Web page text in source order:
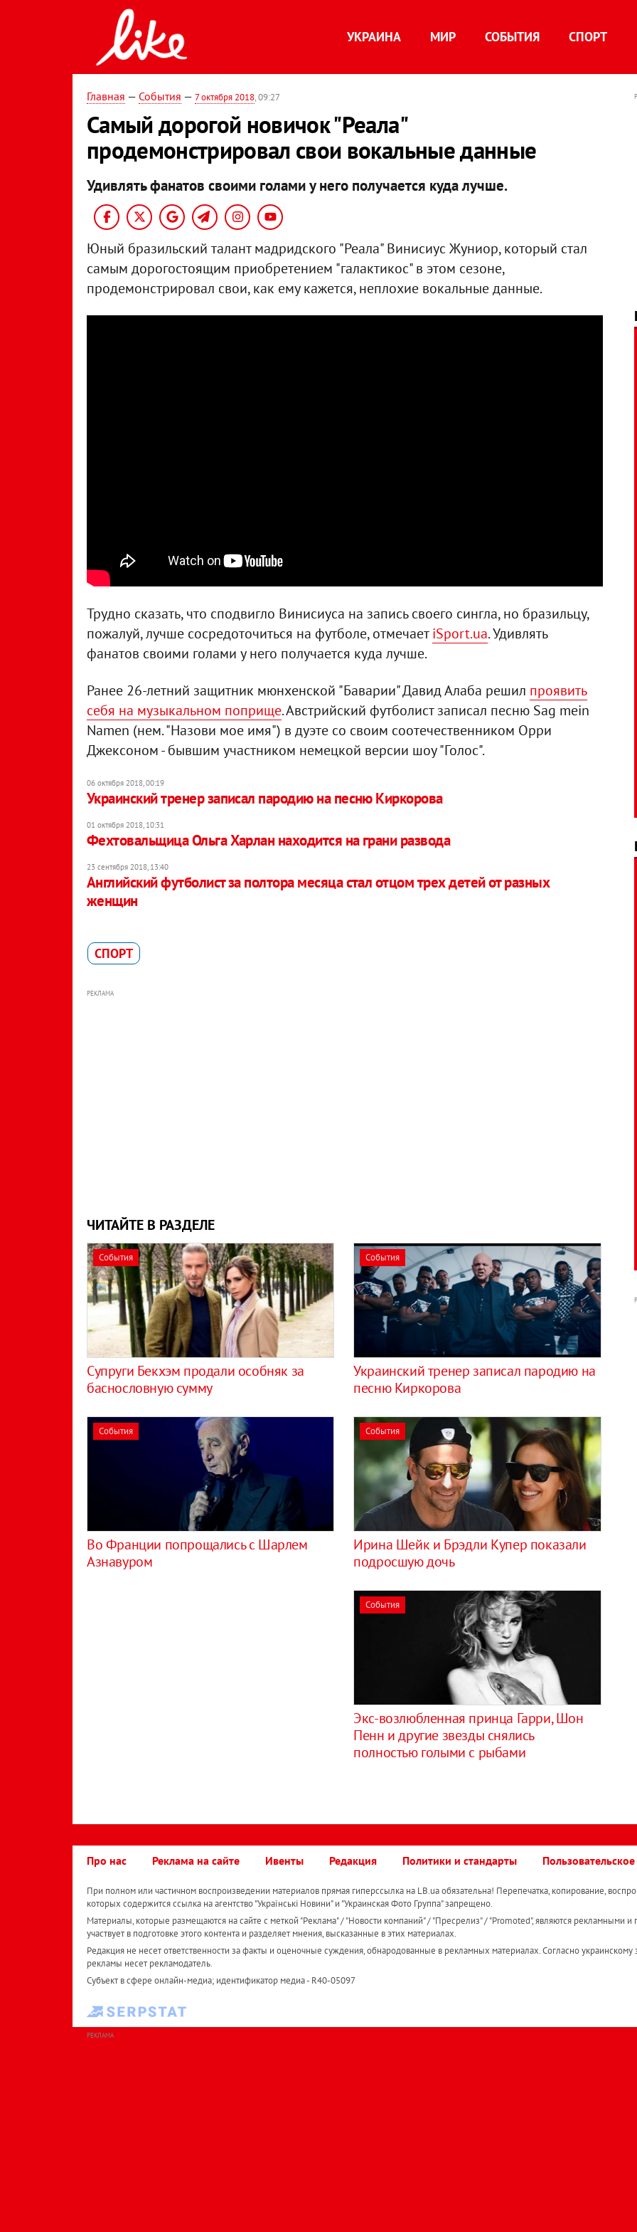
УКРАИНА МИР СОБЫТИЯ СПОРТ
Главная — События — 7 октября 2018, 09:27
Самый дорогой новичок "Реала"
продемонстрировал свои вокальные данные
Удивлять фанатов своими голами у него получается куда лучше.
Юный бразильский талант мадридского "Реала" Винисиус Жуниор, который стал
самым дорогостоящим приобретением "галактикос" в этом сезоне,
продемонстрировал свои, как ему кажется, неплохие вокальные данные.
Трудно сказать, что сподвигло Винисиуса на запись своего сингла, но бразильцу,
пожалуй, лучше сосредоточиться на футболе, отмечаетiSport.ua. Удивлять
фанатов своими голами у него получается куда лучше.
Ранее 26-летний защитник мюнхенской "Баварии" Давид Алаба решил проявить
себя на музыкальном поприще. Австрийский футболист записал песню Sag mein
Namen (нем. "Назови мое имя") в дуэте со своим соотечественником Орри
Джексоном - бывшим участником немецкой версии шоу "Голос".
06 октября 2018, 00:19
Украинский тренер записал пародию на песню Киркорова
01 октября 2018, 10:31
Фехтовальщица Ольга Харлан находится на грани развода
23 сентября 2018, 13:40
Английский футболист за полтора месяца стал отцом трех детей от разных
женщин
СПОРТ
РЕКЛАМА
ЧИТАЙТЕ В РАЗДЕЛЕ
События
Супруги Бекхэм продали особняк за
баснословную сумму
События
Украинский тренер записал пародию на
песню Киркорова
События
Во Франции попрощались с Шарлем
Азнавуром
События
Ирина Шейк и Брэдли Купер показали
подросшую дочь
События
Экс-возлюбленная принца Гарри, Шон
Пенн и другие звезды снялись
полностью голыми с рыбами
Про нас Реклама на сайте Ивенты Редакция Политики и стандарты
При полном или частичном воспроизведении материалов прямая гиперссылка на LB.ua обязательна! Перепечатка, копирование,
которых содержится ссылка на агентство "Українськi Новини" и "Украинская Фото Группа" запрещено.
Материалы, которые размещаются на сайте с меткой "Реклама" / "Новости компаний" / "Пресрелиз" / "Promoted", являются рекламными и
участвует в подготовке этого контента и разделяет мнения, высказанные в этих материалах.
Редакция не несет ответственности за факты и оценочные суждения, обнародованные в рекламных материалах. Согласно украинскому
рекламы несет рекламодатель.
Субъект в сфере онлайн-медиа; идентификатор медиа - R40-05097
РЕКЛАМА